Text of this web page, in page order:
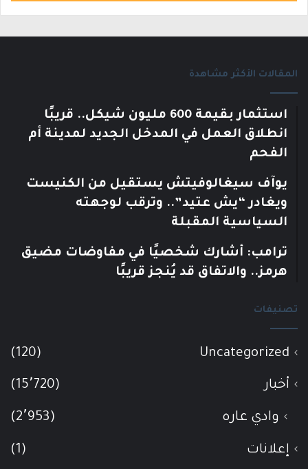
المقالات الأكثر مشاهدة
استثمار بقيمة 600 مليون شيكل.. قريبًا
انطلاق العمل في المدخل الجديد لمدينة أم
الفحم
يوآف سيغالوفيتش يستقيل من الكنيست
ويغادر “يش عتيد”.. وترقب لوجهته
السياسية المقبلة
ترامب: أشارك شخصيًا في مفاوضات مضيق
هرمز.. والاتفاق قد يُنجز قريبًا
تصنيفات
Uncategorized
(120)
أخبار (15٬720)
وادي عاره (2٬953)
إعلانات (1)